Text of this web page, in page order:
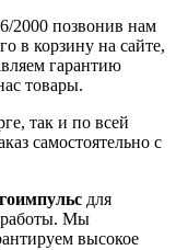
2000 позвонив нам
в корзину на сайте,
гарантию
товары.
так и по всей
самостоятельно с
для
работы. Мы
высокое